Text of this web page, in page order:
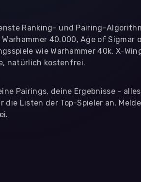
Ranking- und Pairing-
40.000, Age of Sigmar
wie Warhammer 40k, X-
natürlich kostenfrei.
Pairings, deine Ergebnisse -
die Listen der Top-Spieler an.